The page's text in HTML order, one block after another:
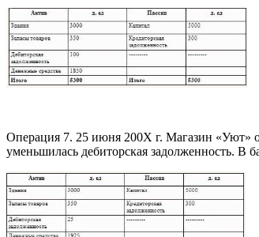
Операция 7. 25 июня 200Х г. Магазин «Уют»
уменьшилась дебиторская задолженность. В